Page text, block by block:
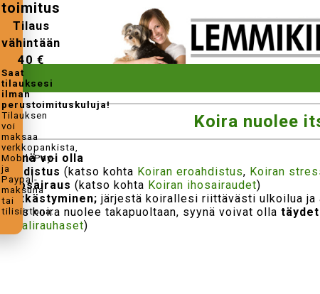
toimitus
Tilaus
vähintään
40 €
Saat
tilauksesi
ilman
perustoimituskuluja!
Tilauksen
voi
maksaa
verkkopankista,
MobilePay-
ja
Paypal-
maksuna
tai
tilisiirtona.
Koira nuolee
Syynä voi olla
·Ahdistus (katso kohta Koiran eroahdistus, Koiran
·Ihosairaus (katso kohta Koiran ihosairaudet)
·Pitkästyminen; järjestä koirallesi riittävästi ulkoilua ja
· Jos koira nuolee takapuoltaan, syynä voivat olla
Anaalirauhaset)